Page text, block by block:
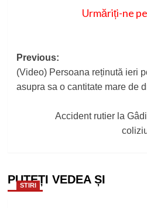
Urmăriți-ne
Post
navigation
Previous:
(Video) Persoana reținută ieri
asupra sa o cantitate mare de
Accident rutier la
PUTEȚI VEDEA ȘI
STIRI